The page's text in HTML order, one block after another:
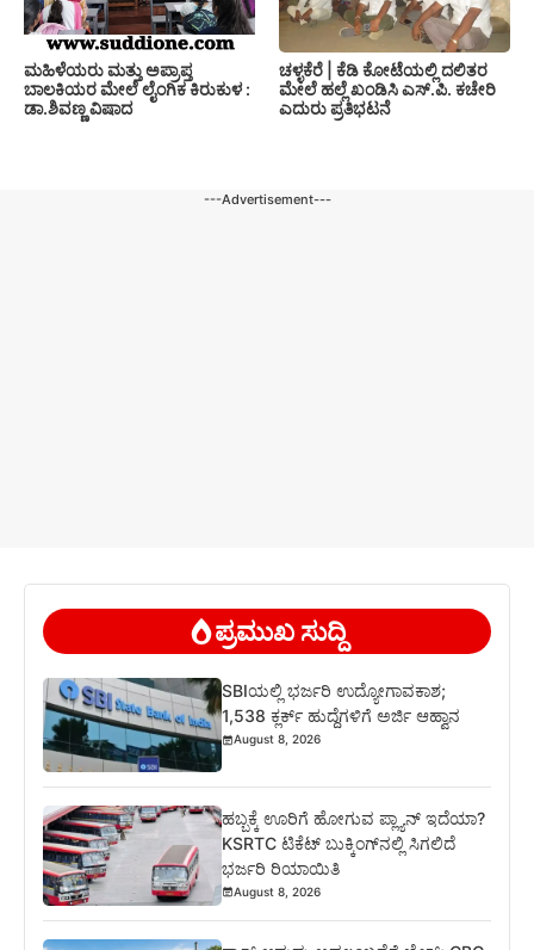
ಮಹಿಳೆಯರು ಮತ್ತು ಅಪ್ರಾಪ್ತ
ಬಾಲಕಿಯರ ಮೇಲೆ ಲೈಂಗಿಕ ಕಿರುಕುಳ :
ಡಾ.ಶಿವಣ್ಣ ವಿಷಾದ
ಚಳ್ಳಕೆರೆ | ಕೆಡಿ ಕೋಟೆಯಲ್ಲಿ ದಲಿತರ
ಮೇಲೆ ಹಲ್ಲೆ ಖಂಡಿಸಿ ಎಸ್.ಪಿ. ಕಚೇರಿ
ಎದುರು ಪ್ರತಿಭಟನೆ
---Advertisement---
ಪ್ರಮುಖ ಸುದ್ದಿ
SBIಯಲ್ಲಿ ಭರ್ಜರಿ ಉದ್ಯೋಗಾವಕಾಶ;
1,538 ಕ್ಲರ್ಕ್ ಹುದ್ದೆಗಳಿಗೆ ಅರ್ಜಿ ಆಹ್ವಾನ
August 8, 2026
ಹಬ್ಬಕ್ಕೆ ಊರಿಗೆ ಹೋಗುವ ಪ್ಲ್ಯಾನ್ ಇದೆಯಾ?
KSRTC ಟಿಕೆಟ್ ಬುಕ್ಕಿಂಗ್‌ನಲ್ಲಿ ಸಿಗಲಿದೆ
ಭರ್ಜರಿ ರಿಯಾಯಿತಿ
August 8, 2026